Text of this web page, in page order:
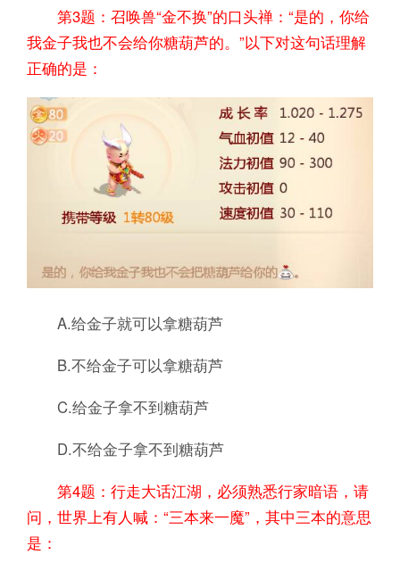
第3题：召唤兽“金不换”的口头禅：“是的，你给
我金子我也不会给你糖葫芦的。”以下对这句话理解
正确的是：
A.给金子就可以拿糖葫芦
B.不给金子可以拿糖葫芦
C.给金子拿不到糖葫芦
D.不给金子拿不到糖葫芦
第4题：行走大话江湖，必须熟悉行家暗语，请
问，世界上有人喊：“三本来一魔”，其中三本的意思
是：